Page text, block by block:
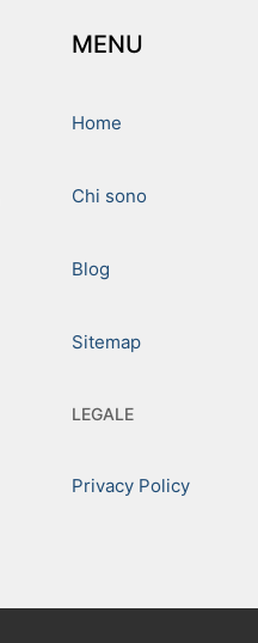
MENU
Home
Chi sono
Blog
Sitemap
LEGALE
Privacy Policy